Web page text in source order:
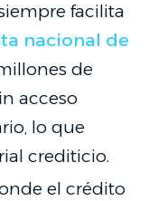
facilita
nacional de
de
acceso
lo que
crediticio.
el crédito